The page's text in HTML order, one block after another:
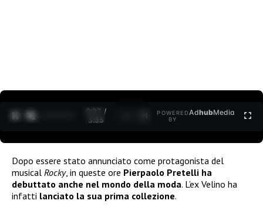
0:28 /
3:35
POWERED
BY
AdhubMedia
Dopo essere stato annunciato come protagonista del
musical Rocky, in queste ore Pierpaolo Pretelli ha
debuttato anche nel mondo della moda. L’ex Velino ha
infatti lanciato la sua prima collezione.